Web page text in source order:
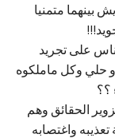
بينهما متمنيا
على تجريد
حلي وكل ماملكوه
؟؟
الحقائق وهم
واغتصابه